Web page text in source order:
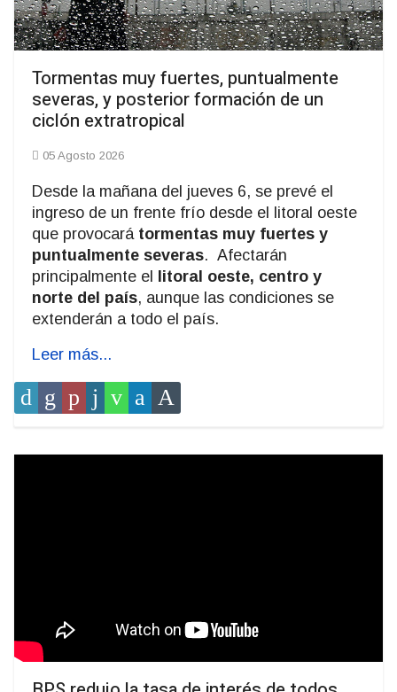
Tormentas muy fuertes, puntualmente
severas, y posterior formación de un
ciclón extratropical
05 Agosto 2026
Desde la mañana del jueves 6, se prevé el
ingreso de un frente frío desde el litoral oeste
que provocará tormentas muy fuertes y
puntualmente severas. Afectarán
principalmente el
litoral oeste, centro y
norte del país, aunque las condiciones se
extenderán a todo el país.
Leer más...